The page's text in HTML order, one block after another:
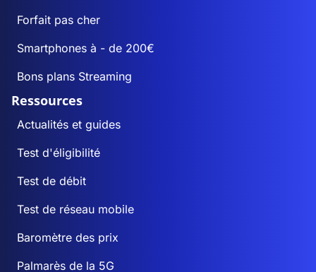
Forfait pas cher
Smartphones à - de 200€
Bons plans Streaming
Ressources
Actualités et guides
Test d'éligibilité
Test de débit
Test de réseau mobile
Baromètre des prix
Palmarès de la 5G